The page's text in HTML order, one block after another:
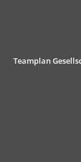
Teamplan